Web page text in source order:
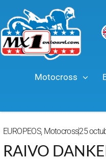
Motocross
EUROPEOS, Motocross25
RAIVO